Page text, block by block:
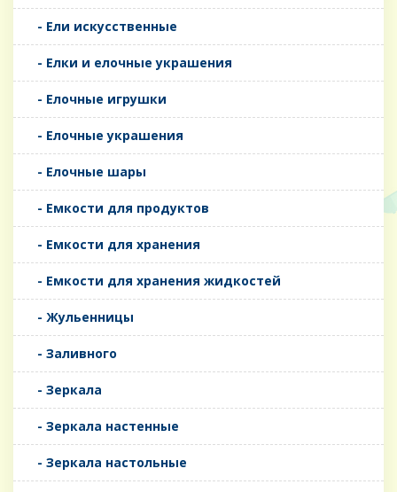
- Ели искусственные
- Елки и елочные украшения
- Елочные игрушки
- Елочные украшения
- Елочные шары
- Емкости для продуктов
- Емкости для хранения
- Емкости для хранения жидкостей
- Жульенницы
- Заливного
- Зеркала
- Зеркала настенные
- Зеркала настольные